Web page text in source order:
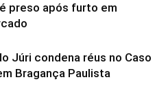
preso após furto em
Júri condena réus no Caso
Bragança Paulista